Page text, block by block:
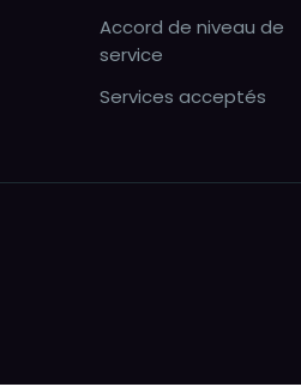
Accord de niveau de
service
Services acceptés